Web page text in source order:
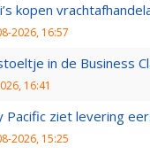
kopen
2026, 16:57
in de Business
16:41
Pacific ziet levering
2026, 15:25